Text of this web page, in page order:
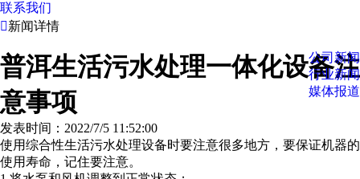
联系我们
新闻详情
公司新闻
行业新闻
媒体报道
普洱生活污水处理一体化设备注
意事项
发表时间：2022/7/5 11:52:00
使用综合性生活污水处理设备时要注意很多地方，要保证机器的
使用寿命，记住要注意。